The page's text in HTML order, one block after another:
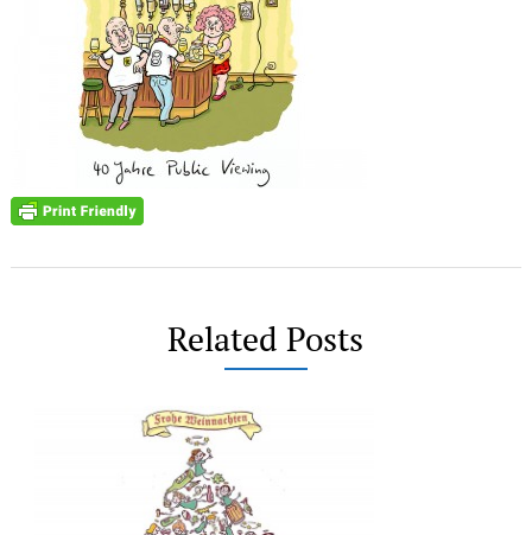
Related Posts